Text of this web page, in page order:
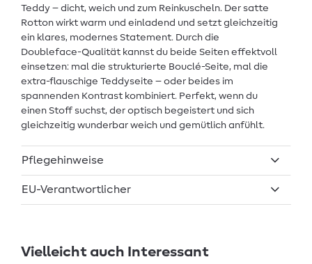
Teddy – dicht, weich und zum Reinkuscheln. Der satte
Rotton wirkt warm und einladend und setzt gleichzeitig
ein klares, modernes Statement. Durch die
Doubleface-Qualität kannst du beide Seiten effektvoll
einsetzen: mal die strukturierte Bouclé-Seite, mal die
extra-flauschige Teddyseite – oder beides im
spannenden Kontrast kombiniert. Perfekt, wenn du
einen Stoff suchst, der optisch begeistert und sich
gleichzeitig wunderbar weich und gemütlich anfühlt.
Pflegehinweise
EU-Verantwortlicher
Vielleicht auch Interessant